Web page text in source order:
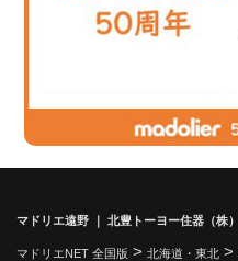
マドリエ遠野 ｜ 北豊トーヨー住器（株）
マドリエNET 全国版 > 北海道・東北 >